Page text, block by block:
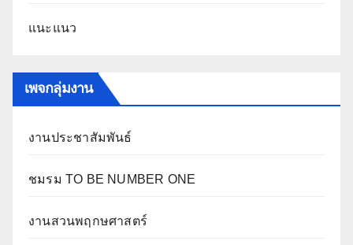
แนะแนว
เพจกลุ่มงาน
งานประชาสัมพันธ์
ชมรม TO BE NUMBER ONE
งานสวนพฤกษศาสตร์